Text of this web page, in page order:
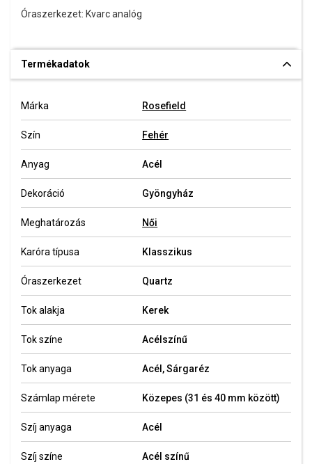
Óraszerkezet: Kvarc analóg
Termékadatok
Márka Rosefield
Szín Fehér
Anyag Acél
Dekoráció Gyöngyház
Meghatározás Női
Karóra típusa Klasszikus
Óraszerkezet Quartz
Tok alakja Kerek
Tok színe Acélszínű
Tok anyaga Acél, Sárgaréz
Számlap mérete Közepes (31 és 40 mm között)
Szíj anyaga Acél
Szíj színe Acél színű